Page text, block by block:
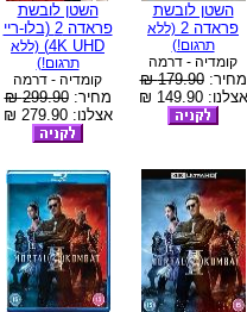
השטן לובשת
פראדה 2
(ללא
תרגום!)
קומדיה - דרמה
מחיר:179.90 ₪
אצלנו: 149.90 ₪
השטן לובשת
פראדה 2 (בלו-ריי
4K UHD) (ללא
תרגום!)
קומדיה - דרמה
מחיר:299.90 ₪
אצלנו: 279.90 ₪